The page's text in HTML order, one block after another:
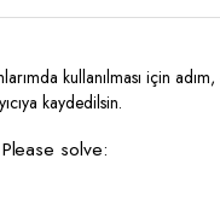
kullanılması için
kaydedilsin.
solve: